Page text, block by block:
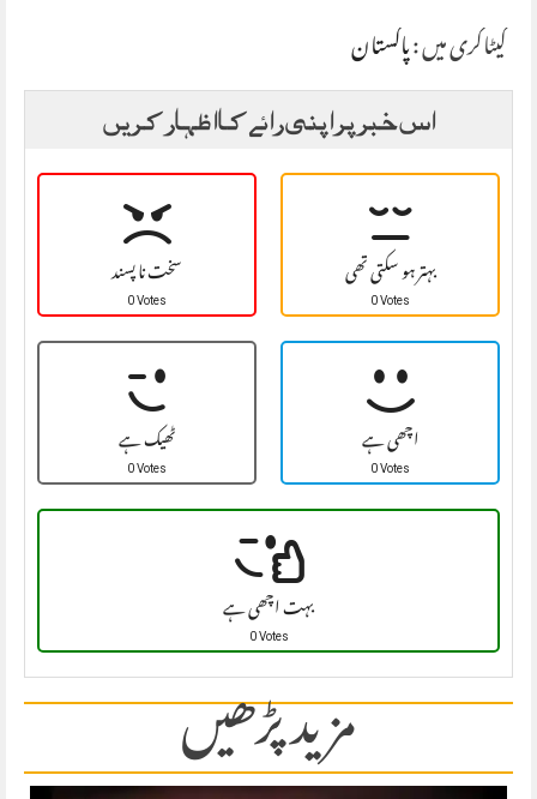
کیٹاگری میں :پاکستان
اس خبر پر اپنی رائے کا اظہار کریں
سخت نا پسند
0 Votes بہتر ہو سکتی تھی
0 Votes
ٹھیک ہے
0 Votes اچھی ہے
0 Votes
بہت اچھی ہے
0 Votes
مزید پڑھیں